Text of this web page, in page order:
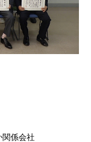
関係会社